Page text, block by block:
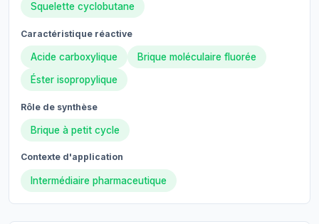
Squelette cyclobutane
Caractéristique réactive
Acide carboxylique
Brique moléculaire fluorée
Éster isopropylique
Rôle de synthèse
Brique à petit cycle
Contexte d'application
Intermédiaire pharmaceutique